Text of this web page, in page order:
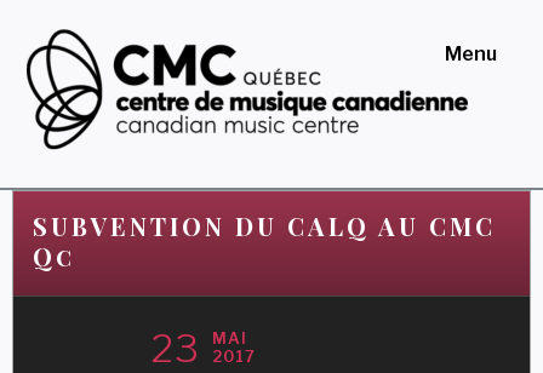
content
Menu
SUBVENTION DU CALQ AU CMC
Qc
23
MAI
2017